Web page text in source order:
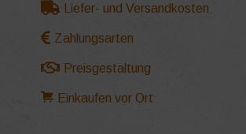
Liefer- und Versandkosten
Zahlungsarten
Preisgestaltung
Einkaufen vor Ort